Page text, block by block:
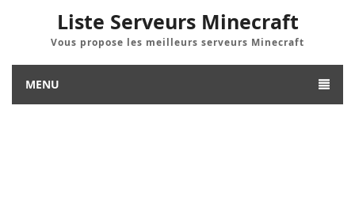
Liste Serveurs Minecraft
Vous propose les meilleurs serveurs Minecraft
MENU